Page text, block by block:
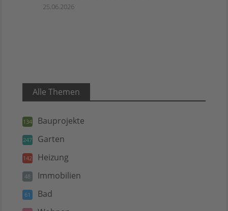
25.06.2026
Alle Themen
134 Bauprojekte
247 Garten
142 Heizung
48 Immobilien
61 Bad